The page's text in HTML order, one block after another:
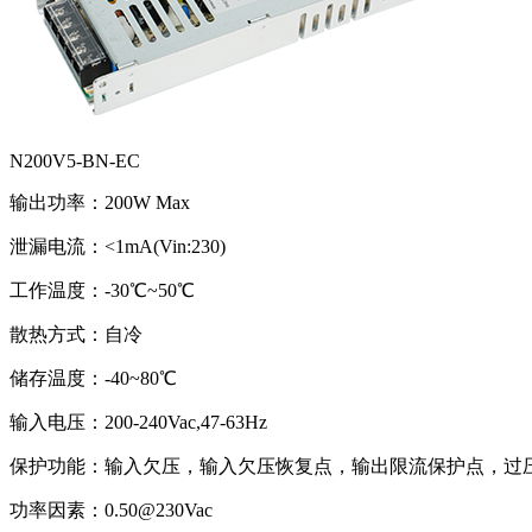
N200V5-BN-EC
输出功率：200W Max
泄漏电流：<1mA(Vin:230)
工作温度：-30℃~50℃
散热方式：自冷
储存温度：-40~80℃
输入电压：200-240Vac,47-63Hz
保护功能：输入欠压，输入欠压恢复点，输出限流保护点，过
功率因素：0.50@230Vac